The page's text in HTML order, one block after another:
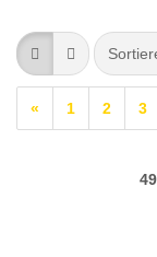
« 1 2 3
49